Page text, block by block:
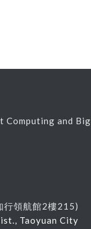
Computing and Big
行領航館2樓215)
Taoyuan City